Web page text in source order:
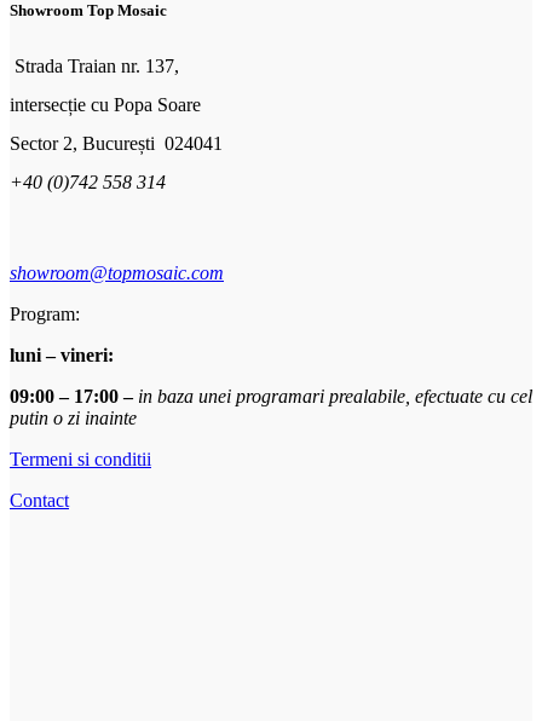
Showroom Top Mosaic
Strada Traian nr. 137,
intersecție cu Popa Soare
Sector 2, București 024041
+40 (0)742 558 314
showroom@topmosaic.com
Program:
luni – vineri:
09:00 – 17:00 – in baza unei programari prealabile, efectuate cu cel
putin o zi inainte
Termeni si conditii
Contact